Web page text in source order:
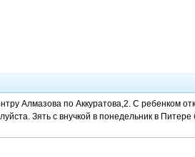
Алмазова по Аккуратова,2. С ребенком
Зять с внучкой в понедельник в Питере